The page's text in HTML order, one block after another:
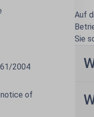
2004
notice of
Auf
Sie